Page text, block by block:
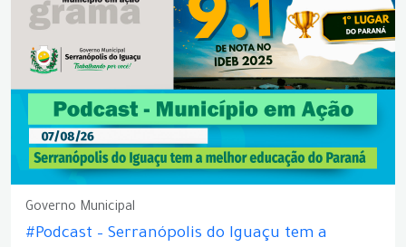
Governo Municipal
#Podcast – Serranópolis do Iguaçu tem a